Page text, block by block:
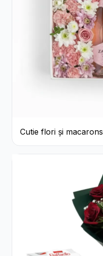
Cutie flori și macarons